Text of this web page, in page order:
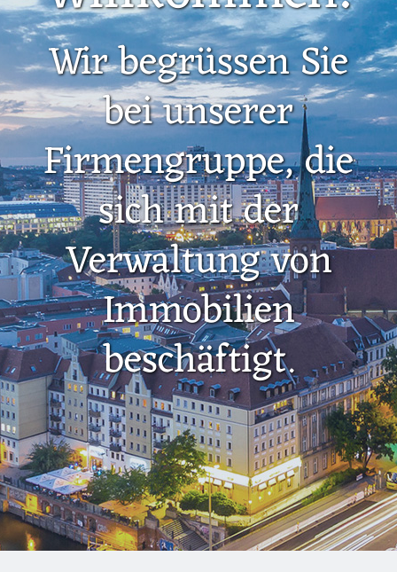
Wir begrüssen Sie
bei unserer
Firmengruppe, die
sich mit der
Verwaltung von
Immobilien
beschäftigt.